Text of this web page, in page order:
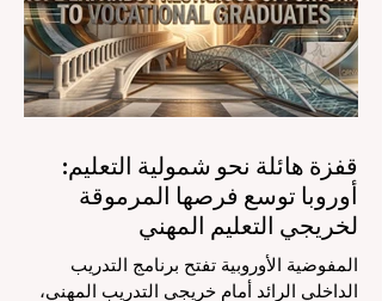
حقيقية في مهنة التدريس. ومن خلال الأتمتة
الناجحة للمهام الإدارية التي تستغرق وقتاً
طويلاً، تبشر هذه الأدوات المتقدمة بعصر
قفزة هائلة نحو شمولية التعليم:
أوروبا توسع فرصها المرموقة
لخريجي التعليم المهني
المفوضية الأوروبية تفتح برنامج التدريب
الداخلي الرائد أمام خريجي التدريب المهني،